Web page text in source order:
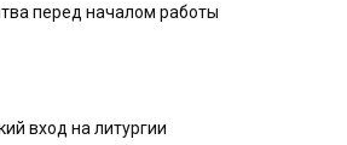
перед началом работы
вход на литургии